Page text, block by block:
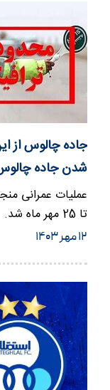
جاده چالوس از
شدن جاده
تا 25 مهر ماه شد.
۱۲ مهر ۱۴۰۳